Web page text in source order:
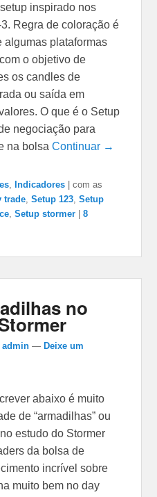
inspirado nos
Regra de coloração é
algumas plataformas
o objetivo de
os candles de
ou saída em
O que é o Setup
negociação para
na bolsaContinuar →
Indicadores |com as
trade ,Setup 123 ,Setup
,Setup stormer |8
no
admin —Deixe um
abaixo é muito
de “armadilhas” ou
estudo do Stormer
da bolsa de
incrível sobre
muito bem no day